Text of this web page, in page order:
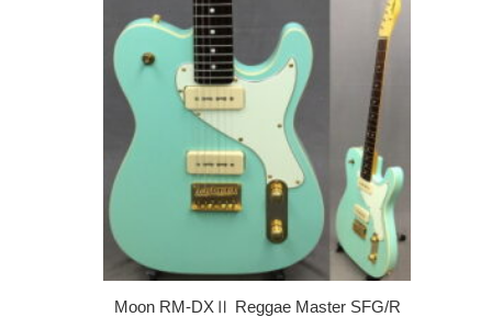
Moon RM-DXⅡ Reggae Master SFG/R